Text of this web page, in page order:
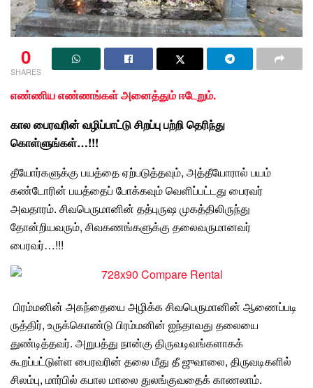
0
SHARES
எண்ணிய எண்ணங்கள் அனைத்தும் ஈடேறும்.
கால பைரவரின்வழிப்பாட்டுசிறப்புபற்றி தெரிந்து
கொள்ளுங்கள்…!!!
தீயோர்களுக்கு பயத்தை ஏற்படுத்தவும், அத்தீயோரால் பயம்
கண்டோரின் பயத்தைப் போக்கவும்வெளிப்பட்டது பைரவர்
அவதாரம். சிவபெருமானின் தத்புருஷ முகத்திலிருந்து
தோன்றியவரும், சிவகணங்களுக்கு தலைவருமானவர்
பைரவர்…!!!
பிரம்மனின் அகந்தையை அழிக்க சிவபெருமானின் ஆணைப்படி
ருத்திர், உருக்கொண்டு பிரம்மனின் ஐந்தாவது தலையை
துண்டித்தவர். அறுபத்து நான்கு திருவடிவங்களாகக்
கூறப்பட்டுள்ள பைரவரின் தலை மீது தீ ஜுவாலை, திருவடிகளில்
சிலம்பு, மார்பில் கபால மாலை துலங்குவதைக் காணலாம்.